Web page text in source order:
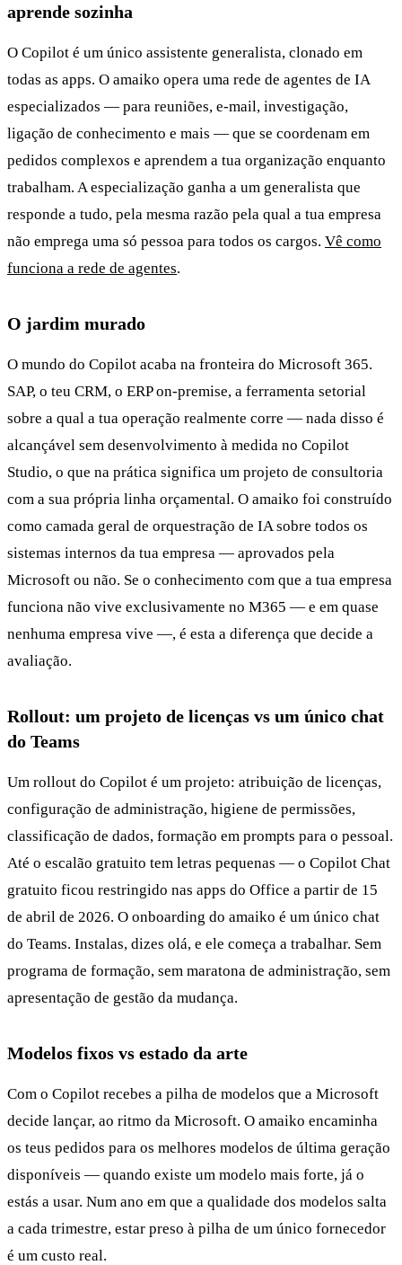
aprende sozinha
O Copilot é um único assistente generalista, clonado em
todas as apps. O amaiko opera uma rede de agentes de IA
especializados — para reuniões, e-mail, investigação,
ligação de conhecimento e mais — que se coordenam em
pedidos complexos e aprendem a tua organização enquanto
trabalham. A especialização ganha a um generalista que
responde a tudo, pela mesma razão pela qual a tua empresa
não emprega uma só pessoa para todos os cargos. Vê como
funciona a rede de agentes.
O jardim murado
O mundo do Copilot acaba na fronteira do Microsoft 365.
SAP, o teu CRM, o ERP on-premise, a ferramenta setorial
sobre a qual a tua operação realmente corre — nada disso é
alcançável sem desenvolvimento à medida no Copilot
Studio, o que na prática significa um projeto de consultoria
com a sua própria linha orçamental. O amaiko foi construído
como camada geral de orquestração de IA sobre todos os
sistemas internos da tua empresa — aprovados pela
Microsoft ou não. Se o conhecimento com que a tua empresa
funciona não vive exclusivamente no M365 — e em quase
nenhuma empresa vive —, é esta a diferença que decide a
avaliação.
Rollout: um projeto de licenças vs um único chat
do Teams
Um rollout do Copilot é um projeto: atribuição de licenças,
configuração de administração, higiene de permissões,
classificação de dados, formação em prompts para o pessoal.
Até o escalão gratuito tem letras pequenas — o Copilot Chat
gratuito ficou restringido nas apps do Office a partir de 15
de abril de 2026. O onboarding do amaiko é um único chat
do Teams. Instalas, dizes olá, e ele começa a trabalhar. Sem
programa de formação, sem maratona de administração, sem
apresentação de gestão da mudança.
Modelos fixos vs estado da arte
Com o Copilot recebes a pilha de modelos que a Microsoft
decide lançar, ao ritmo da Microsoft. O amaiko encaminha
os teus pedidos para os melhores modelos de última geração
disponíveis — quando existe um modelo mais forte, já o
estás a usar. Num ano em que a qualidade dos modelos salta
a cada trimestre, estar preso à pilha de um único fornecedor
é um custo real.